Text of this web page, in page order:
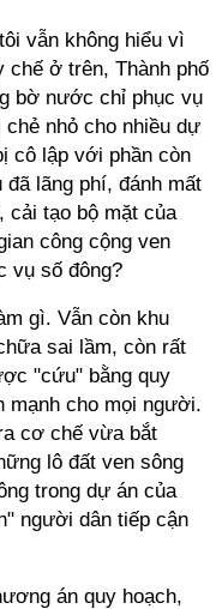
vẫn không hiểu vì
chế ở trên, Thành phố
bờ nước chỉ phục vụ
nhỏ cho nhiều dự
cô lập với phần còn
đã lãng phí, đánh mất
cải tạo bộ mặt của
công cộng ven
vụ số đông?
gì. Vẫn còn khu
sai lầm, còn rất
"cứu" bằng quy
mạnh cho mọi người.
cơ chế vừa bắt
lô đất ven sông
trong dự án của
người dân tiếp cận
án quy hoạch,